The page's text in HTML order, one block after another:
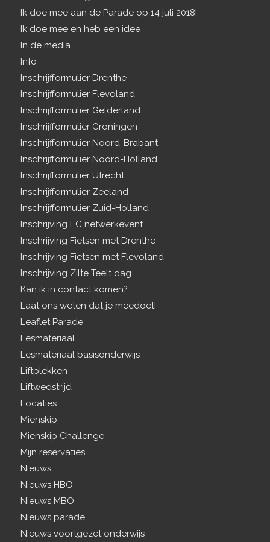
Ik doe mee aan de Parade op 14 juli 2018!
Ik doe mee en heb een idee
In de media
Info
Inschrijfformulier Drenthe
Inschrijfformulier Flevoland
Inschrijfformulier Gelderland
Inschrijfformulier Groningen
Inschrijfformulier Noord-Brabant
Inschrijfformulier Noord-Holland
Inschrijfformulier Utrecht
Inschrijfformulier Zeeland
Inschrijfformulier Zuid-Holland
Inschrijving EC netwerkevent
Inschrijving Fietsen met Drenthe
Inschrijving Fietsen met Flevoland
Inschrijving Zilte Teelt dag
Kan ik in contact komen?
Laat ons weten dat je meedoet!
Leaflet Parade
Lesmateriaal
Lesmateriaal basisonderwijs
Liftplekken
Liftwedstrijd
Locaties
Mienskip
Mienskip Challenge
Mijn reservaties
Nieuws
Nieuws HBO
Nieuws MBO
Nieuws parade
Nieuws voortgezet onderwijs